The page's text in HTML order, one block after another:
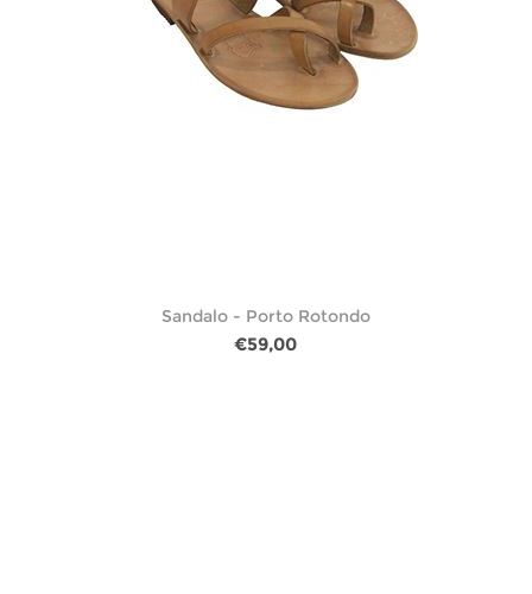
Sandalo - Porto Rotondo
€59,00